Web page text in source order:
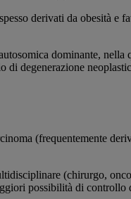
derivati da obesità e
dominante,
degenerazione
(frequentemente
(chirurgo,
possibilità di